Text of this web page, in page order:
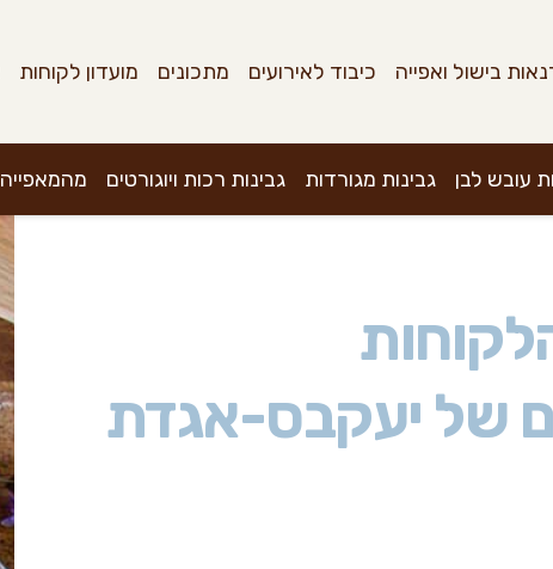
בישול ואפייה כיבוד לאירועים מתכונים מועדון לקוחות
עובש לבן גבינות מגורדות גבינות רכות ויוגורטים מהמאפייה
של יעקבס-אגדת